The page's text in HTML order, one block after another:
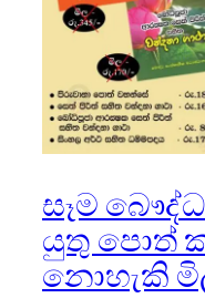
සෑම
යුතු පොත්
නොහැකි